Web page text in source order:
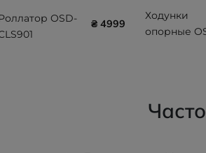
OSD-
₴ 4999
Ходунки
опорные